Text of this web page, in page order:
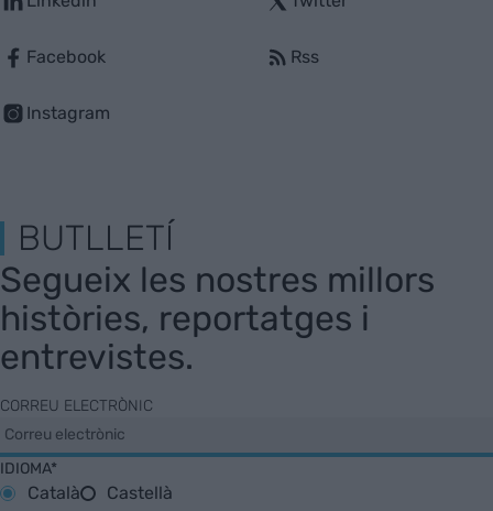
Facebook
Instagram
Rss
BUTLLETÍ
Segueix les nostres millors
històries, reportatges i
entrevistes.
CORREU ELECTRÒNIC
IDIOMA*
Català
Castellà